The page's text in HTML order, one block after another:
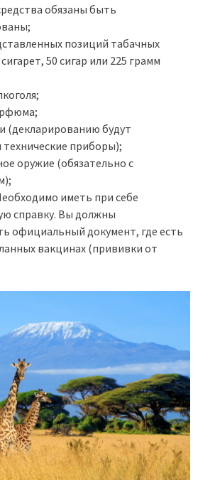
обязаны быть
позиций табачных
50 сигар или 225 грамм
(декларированию будут
приборы);
оружие (обязательно с
иметь при себе
справку. Вы должны
официальный документ, где есть
вакцинах (прививки от